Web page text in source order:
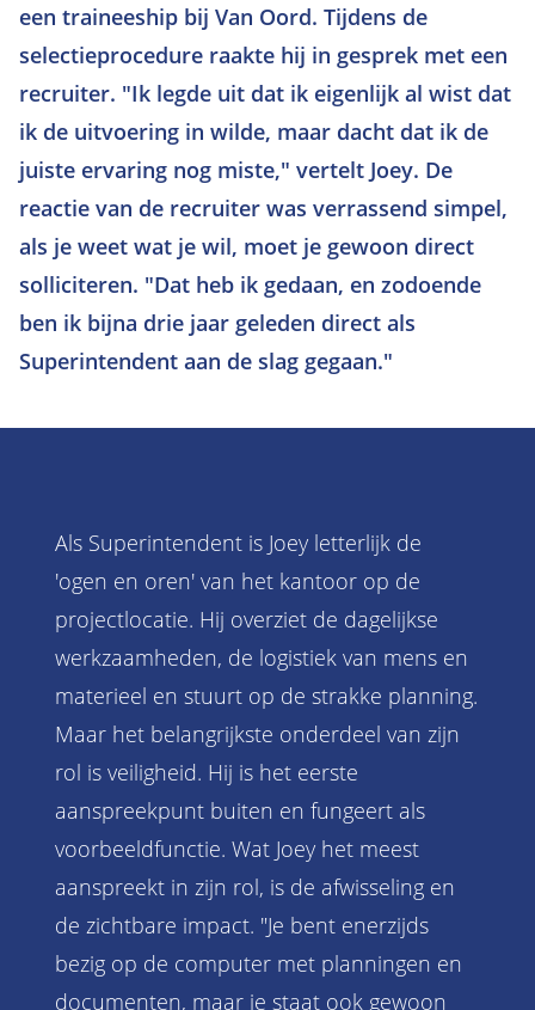
een traineeship bij Van Oord. Tijdens de
selectieprocedure raakte hij in gesprek met een
recruiter. "Ik legde uit dat ik eigenlijk al wist dat
ik de uitvoering in wilde, maar dacht dat ik de
juiste ervaring nog miste," vertelt Joey. De
reactie van de recruiter was verrassend simpel,
als je weet wat je wil, moet je gewoon direct
solliciteren. "Dat heb ik gedaan, en zodoende
ben ik bijna drie jaar geleden direct als
Superintendent aan de slag gegaan."
Als Superintendent is Joey letterlijk de
'ogen en oren' van het kantoor op de
projectlocatie. Hij overziet de dagelijkse
werkzaamheden, de logistiek van mens en
materieel en stuurt op de strakke planning.
Maar het belangrijkste onderdeel van zijn
rol is veiligheid. Hij is het eerste
aanspreekpunt buiten en fungeert als
voorbeeldfunctie. Wat Joey het meest
aanspreekt in zijn rol, is de afwisseling en
de zichtbare impact. "Je bent enerzijds
bezig op de computer met planningen en
documenten, maar je staat ook gewoon